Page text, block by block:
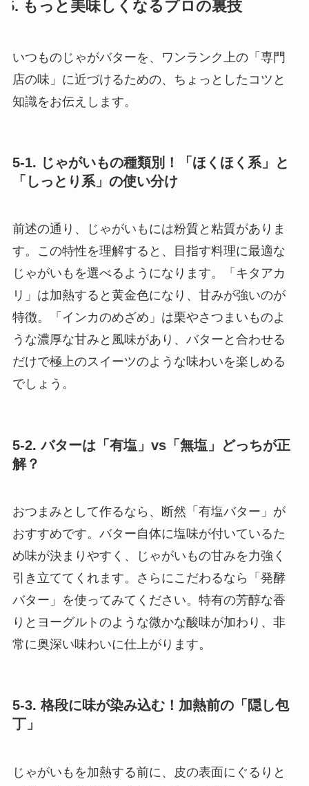
5. もっと美味しくなるプロの裏技
いつものじゃがバターを、ワンランク上の「専門
店の味」に近づけるための、ちょっとしたコツと
知識をお伝えします。
5-1. じゃがいもの種類別！「ほくほく系」と
「しっとり系」の使い分け
前述の通り、じゃがいもには粉質と粘質がありま
す。この特性を理解すると、目指す料理に最適な
じゃがいもを選べるようになります。「キタアカ
リ」は加熱すると黄金色になり、甘みが強いのが
特徴。「インカのめざめ」は栗やさつまいものよ
うな濃厚な甘みと風味があり、バターと合わせる
だけで極上のスイーツのような味わいを楽しめる
でしょう。
5-2. バターは「有塩」vs「無塩」どっちが正
解？
おつまみとして作るなら、断然「有塩バター」が
おすすめです。バター自体に塩味が付いているた
め味が決まりやすく、じゃがいもの甘みを力強く
引き立ててくれます。さらにこだわるなら「発酵
バター」を使ってみてください。特有の芳醇な香
りとヨーグルトのような微かな酸味が加わり、非
常に奥深い味わいに仕上がります。
5-3. 格段に味が染み込む！加熱前の「隠し包
丁」
じゃがいもを加熱する前に、皮の表面にぐるりと